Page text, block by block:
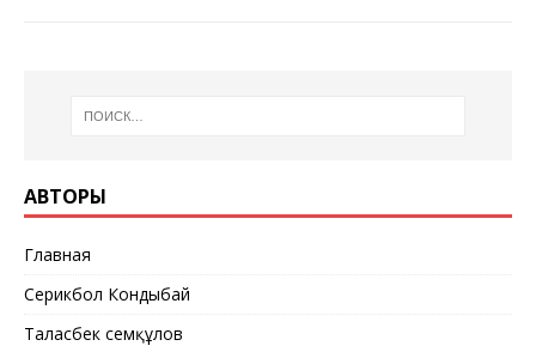
АВТОРЫ
Главная
Серикбол Кондыбай
Таласбек Әсемқұлов